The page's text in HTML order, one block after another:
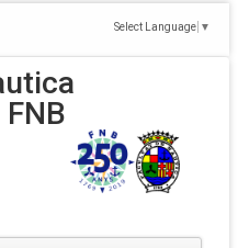
Select Language ▼
FNB